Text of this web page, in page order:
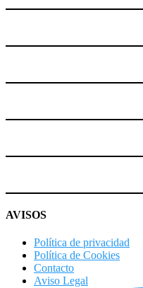
AVISOS
Política de privacidad
Política de Cookies
Contacto
Aviso Legal